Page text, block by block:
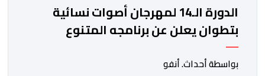
الدورة الـ14 لمهرجان أصوات نسائية
بتطوان يعلن عن برنامجه المتنوع
بواسطة أحداث. أنفو